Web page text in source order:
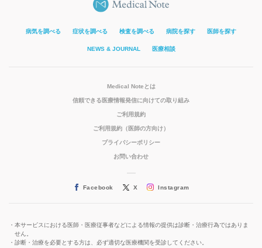
病気を調べる 症状を調べる 検査を調べる 病院を探す 医師を探す
NEWS & JOURNAL 医療相談
Medical Noteとは
信頼できる医療情報発信に向けての取り組み
ご利用規約
ご利用規約（医師の方向け）
プライバシーポリシー
お問い合わせ
Facebook X Instagram
本サービスにおける医師・医療従事者などによる情報の提供は診断・治療行為ではありま
せん。
診断・治療を必要とする方は、必ず適切な医療機関を受診してください。